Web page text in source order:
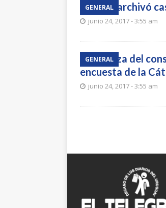
GENERAL
Justicia archivó
junio 24, 2017 - 3:55 am
GENERAL
Confianza del
encuesta de la
junio 24, 2017 - 3:55 am